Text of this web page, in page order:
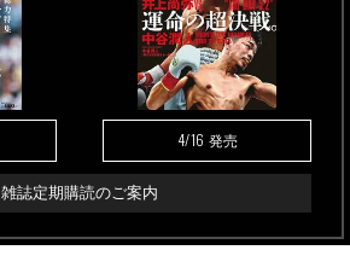
4/16 発売
雑誌定期購読のご案内